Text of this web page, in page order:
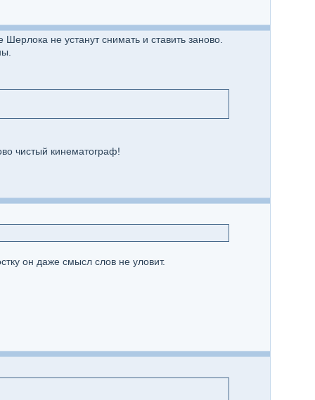
не устанут снимать и ставить заново.
чистый кинематограф!
он даже смысл слов не уловит.